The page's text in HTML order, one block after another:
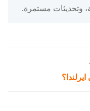
وتحديثات مستمرة.